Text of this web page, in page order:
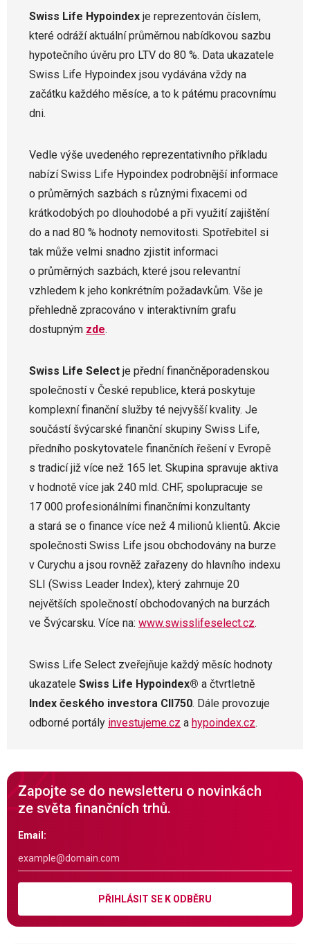
Swiss Life Hypoindex je reprezentován číslem,
které odráží aktuální průměrnou nabídkovou sazbu
hypotečního úvěru pro LTV do 80 %. Data ukazatele
Swiss Life Hypoindex jsou vydávána vždy na
začátku každého měsíce, a to k pátému pracovnímu
dni.
Vedle výše uvedeného reprezentativního příkladu
nabízí Swiss Life Hypoindex podrobnější informace
o průměrných sazbách s různými fixacemi od
krátkodobých po dlouhodobé a při využití zajištění
do a nad 80 % hodnoty nemovitosti. Spotřebitel si
tak může velmi snadno zjistit informaci
o průměrných sazbách, které jsou relevantní
vzhledem k jeho konkrétním požadavkům. Vše je
přehledně zpracováno v interaktivním grafu
dostupným zde.
Swiss Life Select je přední finančněporadenskou
společností v České republice, která poskytuje
komplexní finanční služby té nejvyšší kvality. Je
součástí švýcarské finanční skupiny Swiss Life,
předního poskytovatele finančních řešení v Evropě
s tradicí již více než 165 let. Skupina spravuje aktiva
v hodnotě více jak 240 mld. CHF, spolupracuje se
17 000 profesionálními finančními konzultanty
a stará se o finance více než 4 milionů klientů. Akcie
společnosti Swiss Life jsou obchodovány na burze
v Curychu a jsou rovněž zařazeny do hlavního indexu
SLI (Swiss Leader Index), který zahrnuje 20
největších společností obchodovaných na burzách
ve Švýcarsku. Více na: www.swisslifeselect.cz.
Swiss Life Select zveřejňuje každý měsíc hodnoty
ukazatele Swiss Life Hypoindex® a čtvrtletně
Index českého investora CII750. Dále provozuje
odborné portály investujeme.cz a hypoindex.cz.
Zapojte se do newsletteru o novinkách
ze světa finančních trhů.
Email:
PŘIHLÁSIT SE K ODBĚRU